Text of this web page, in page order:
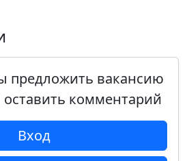
предложить вакансию
комментарий
Вход